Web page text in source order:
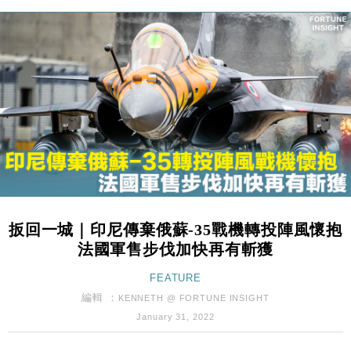
13:12
國際｜特朗普赴洛杉磯高球場活動前 男子攜槍彈被捕
12:30
財經｜香港7月PMI回落至51 企業擴張放慢兼縮減人
11:40
財經｜黑石傳再籌逾360億美元 支援Anthropic租用
Google晶片
10:57
財經｜美商務部擬擴大金屬關稅範圍 14類產品或加徵
25%
18:15
本地｜新世界K11 9月升級會員制度 增鉑金卡級別鎖
17:40
財經｜本港6月零售額連升14個月 珠寶鐘錶銷售升勢
最強
財經｜滙控重啟最多10億美元回購 派息比率目標維持
財經｜SA售股自救後再出手 斥4億美元押注未上市公
司
扳回一城｜印尼傳棄俄蘇-35戰機轉投陣風懷抱
法國軍售步伐加快再有斬獲
FEATURE
編輯 ：
KENNETH @ FORTUNE INSIGHT
January 31, 2022